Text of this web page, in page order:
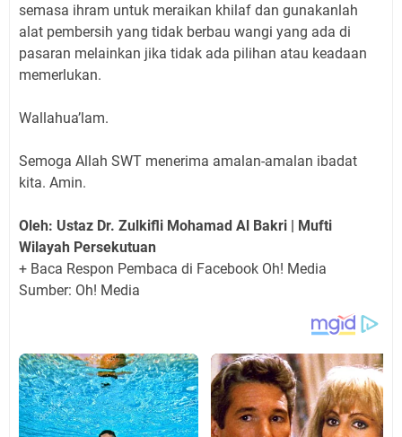
semasa ihram untuk meraikan khilaf dan gunakanlah
alat pembersih yang tidak berbau wangi yang ada di
pasaran melainkan jika tidak ada pilihan atau keadaan
memerlukan.
Wallahua’lam.
Semoga Allah SWT menerima amalan-amalan ibadat
kita. Amin.
Oleh: Ustaz Dr. Zulkifli Mohamad Al Bakri | Mufti
Wilayah Persekutuan
+ Baca Respon Pembaca di Facebook Oh! Media
Sumber: Oh! Media